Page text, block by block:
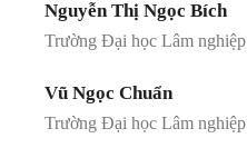
Nguyễn Thị Ngọc Bích
Trường Đại học Lâm nghiệp
Vũ Ngọc Chuẩn
Trường Đại học Lâm nghiệp